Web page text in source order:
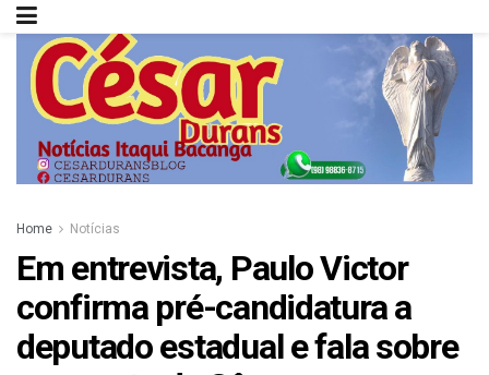
Home Notícias
Em entrevista, Paulo Victor
confirma pré-candidatura a
deputado estadual e fala sobre